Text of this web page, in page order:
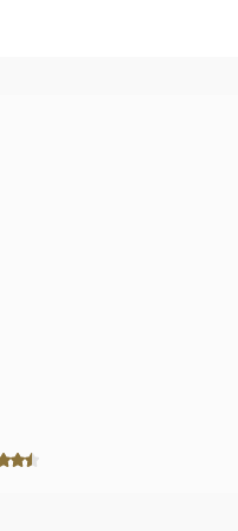
tylko 18 cm szerokości